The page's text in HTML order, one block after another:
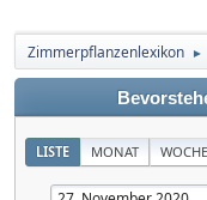
Zimmerpflanzenlexikon ►
LISTE MONAT WOCHE